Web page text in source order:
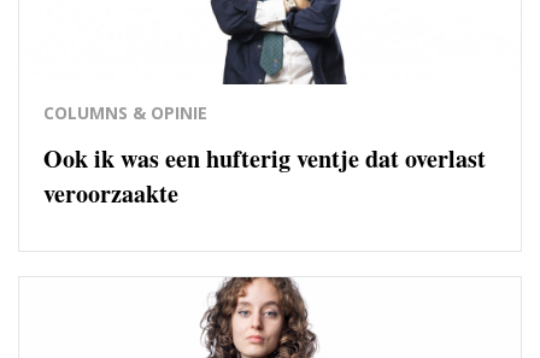
COLUMNS & OPINIE
Ook ik was een hufterig ventje dat overlast
veroorzaakte